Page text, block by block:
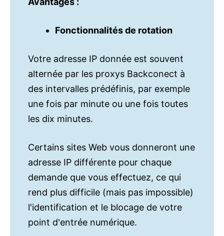
Fonctionnalités de rotation
Votre adresse IP donnée est souvent
alternée par les proxys Backconect à
des intervalles prédéfinis, par exemple
une fois par minute ou une fois toutes
les dix minutes.
Certains sites Web vous donneront une
adresse IP différente pour chaque
demande que vous effectuez, ce qui
rend plus difficile (mais pas impossible)
l'identification et le blocage de votre
point d'entrée numérique. ‌